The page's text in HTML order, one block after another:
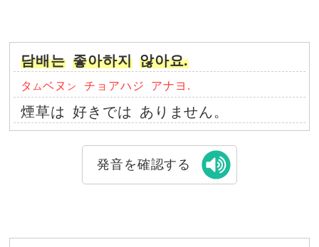
담배는 좋아하지 않아요.
タ ムベヌ ン チョアハジ アナヨ.
煙草は 好きでは ありません。
発音を確認する